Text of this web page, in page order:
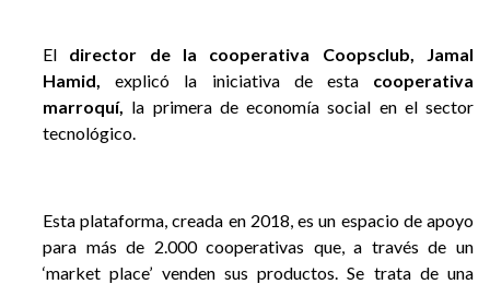
El director de la cooperativa Coopsclub, Jamal
Hamid,
explicó la iniciativa de esta cooperativa
marroquí, la primera de economía social en el sector
tecnológico.
Esta plataforma, creada en 2018, es un espacio de apoyo
para más de 2.000 cooperativas que, a través de un
‘market place’ venden sus productos. Se trata de una